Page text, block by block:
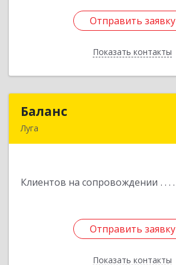
Отправить заявку
Показать контакты
Отправить заявку
Назад
Баланс
Луга
Клиентов на сопровождении
Отправить заявку
Показать контакты
Отправить заявку
Назад